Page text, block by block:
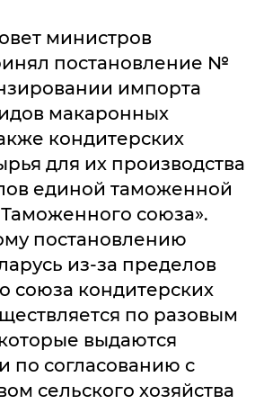
министров
постановление №
импорта
макаронных
кондитерских
для их производства
единой таможенной
союза».
постановлению
из-за пределов
союза кондитерских
по разовым
выдаются
по согласованию с
сельского хозяйства